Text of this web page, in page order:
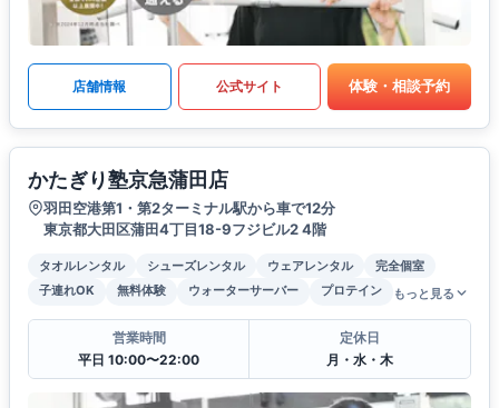
店舗情報 公式サイト 体験・相談予約
かたぎり塾京急蒲田店
羽田空港第1・第2ターミナル駅から車で12分
東京都大田区蒲田4丁目18-9フジビル2 4階
タオルレンタル シューズレンタル ウェアレンタル
完全個室
子連れOK
無料体験 ウォーターサーバー プロテイン もっと見る
営業時間
平日 10:00〜22:00
定休日
月・水・木